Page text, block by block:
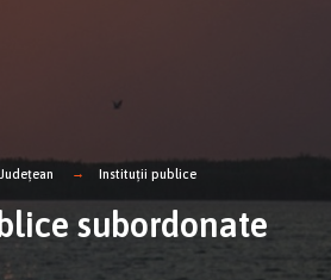
Instituții publice
subordonate